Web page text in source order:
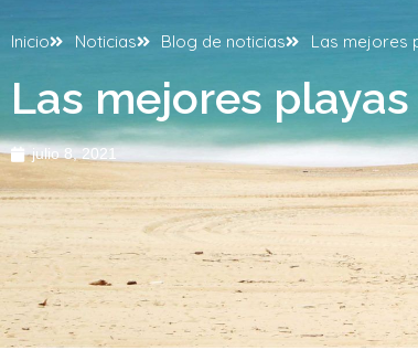
Inicio Noticias Blog de noticias Las mejores
Las mejores
julio 8, 2021